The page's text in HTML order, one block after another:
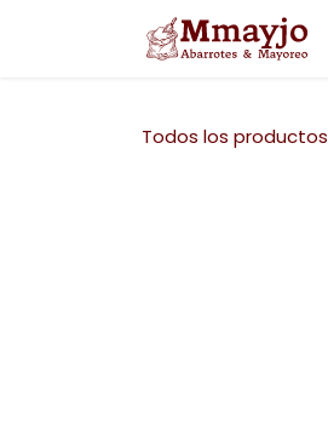
Todos los productos